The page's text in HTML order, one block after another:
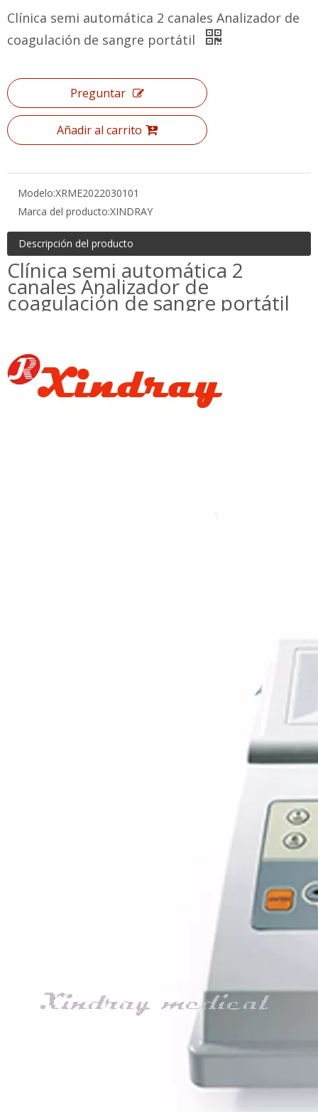
de coagulación de sangre portátil
Preguntar
Añadir al carrito
Marca del producto:XINDRAY
Descripción del producto
Clínica semi automática 2
canales Analizador de
coagulación de sangre portátil